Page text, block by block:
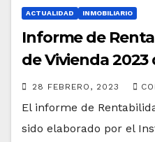
ACTUALIDAD INMOBILIARIO
Informe de
de Vivienda 2023
28 FEBRERO, 2023
El informe de
sido elaborado por el